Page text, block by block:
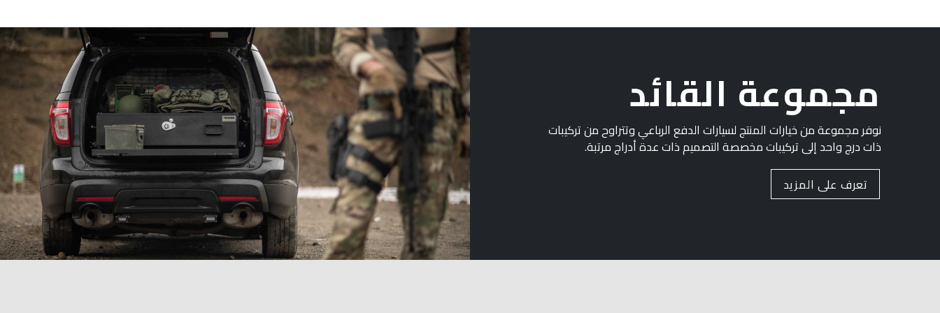
مجموعة القائد
نوفر مجموعة من خيارات المنتج لسيارات الدفع الرباعي وتتراوح من تركيبات
ذات درج واحد إلى تركيبات مخصصة التصميم ذات عدة أدراج مرتبة.
تعرف على المزيد